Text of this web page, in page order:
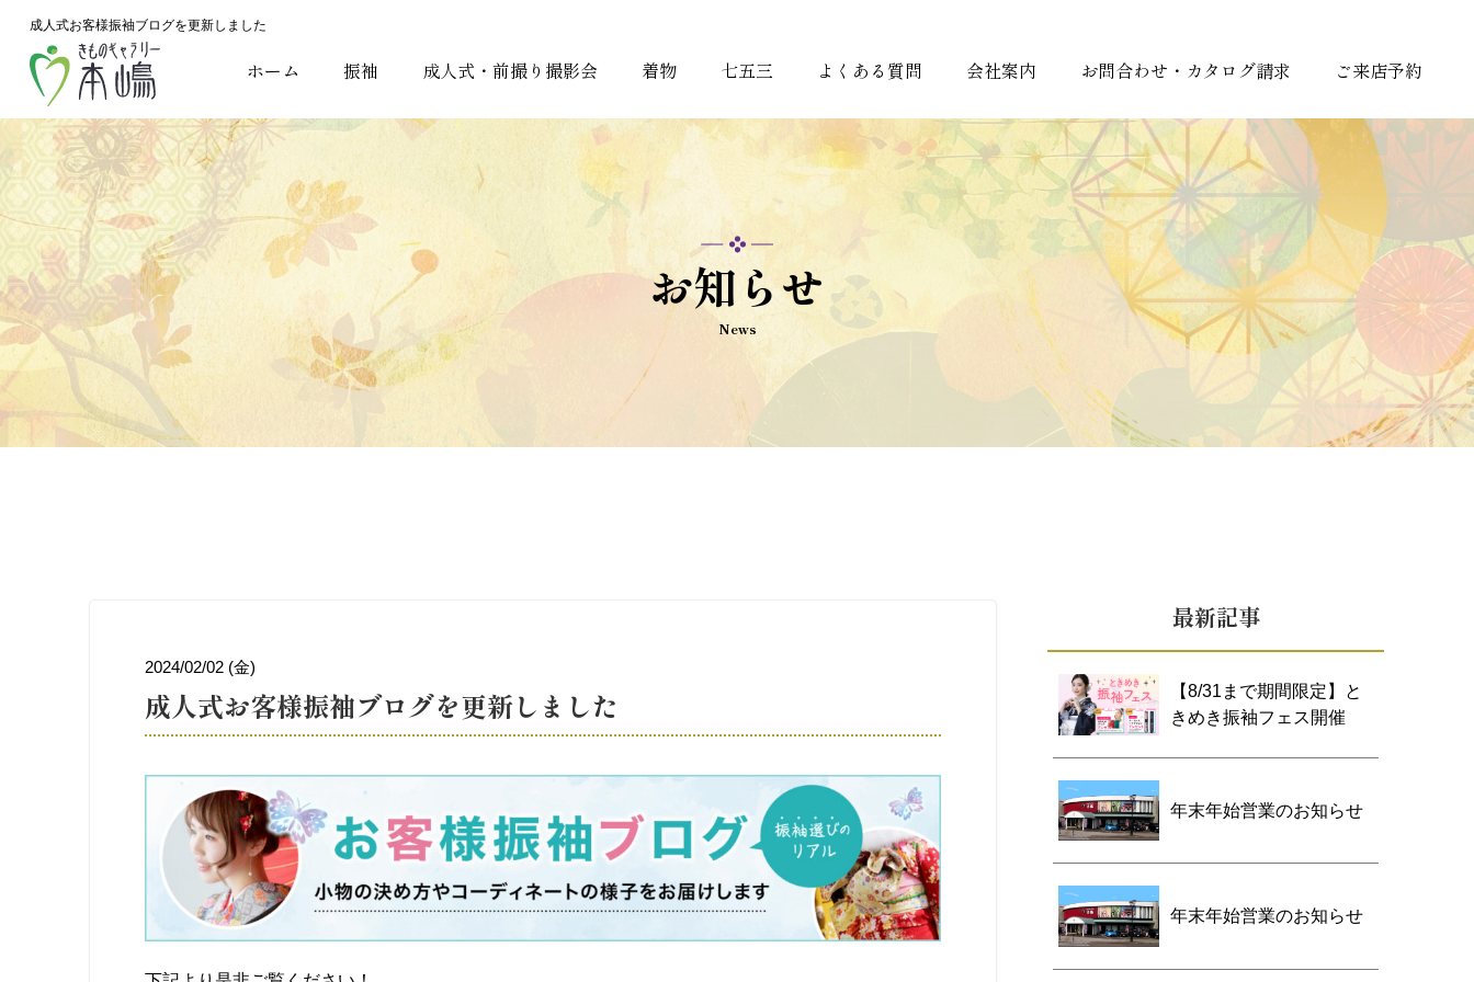
成人式お客様振袖ブログを更新しました
ホーム 振袖 成人式・前撮り撮影会 着物 七五三 よくある質問 会社案内 お問合わせ・カタログ請求 ご来店予約
お知らせ
News
2024/02/02 (金)
成人式お客様振袖ブログを更新しました
最新記事
【8/31まで期間限定】と
きめき振袖フェス開催
年末年始営業のお知らせ
年末年始営業のお知らせ